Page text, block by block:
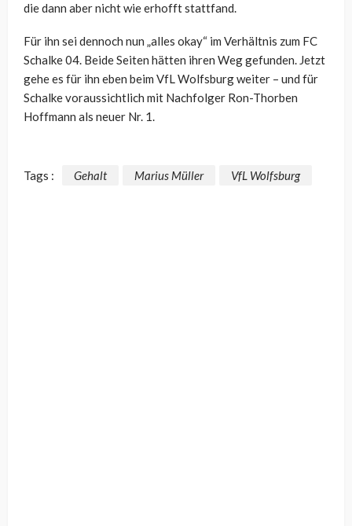
die dann aber nicht wie erhofft stattfand.
Für ihn sei dennoch nun „alles okay“ im Verhältnis zum FC
Schalke 04. Beide Seiten hätten ihren Weg gefunden. Jetzt
gehe es für ihn eben beim VfL Wolfsburg weiter – und für
Schalke voraussichtlich mit Nachfolger Ron-Thorben
Hoffmann als neuer Nr. 1.
Tags : Gehalt Marius Müller VfL Wolfsburg